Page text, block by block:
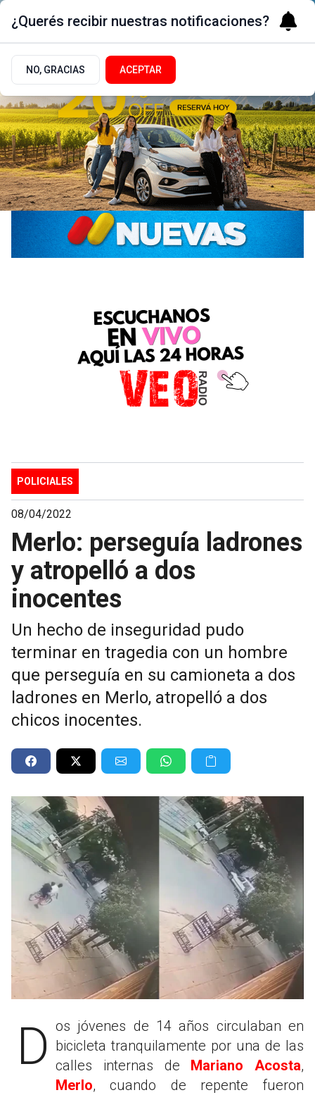
POLICIALES
08/04/2022
Merlo: perseguía ladrones
y atropelló a dos
inocentes
Un hecho de inseguridad pudo
terminar en tragedia con un hombre
que perseguía en su camioneta a dos
ladrones en Merlo, atropelló a dos
chicos inocentes.
Dos jóvenes de 14 años circulaban en bicicleta tranquilamente por una de las
calles internas de Mariano Acosta,
Merlo, cuando de repente fueron
¿Querés recibir nuestras notificaciones?
NO, GRACIAS ACEPTAR